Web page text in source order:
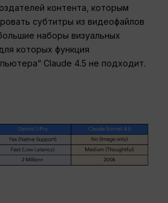
контента, которым
субтитры из видеофайлов
наборы визуальных
которых функция
Claude 4.5 не подходит.